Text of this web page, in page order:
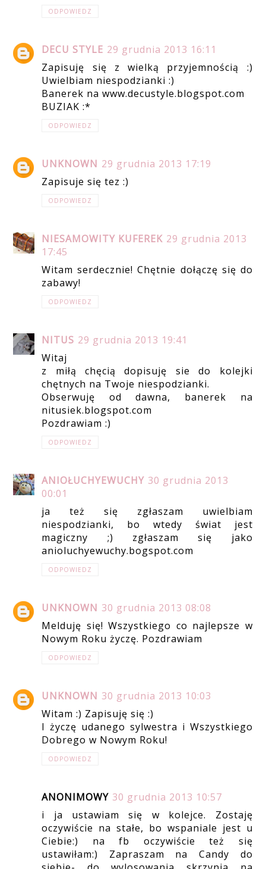
ODPOWIEDZ
DECU STYLE 29 grudnia 2013 16:11
Zapisuję się z wielką przyjemnością :)
Uwielbiam niespodzianki :)
Banerek na www.decustyle.blogspot.com
BUZIAK :*
ODPOWIEDZ
UNKNOWN 29 grudnia 2013 17:19
Zapisuje się tez :)
ODPOWIEDZ
NIESAMOWITY KUFEREK 29 grudnia 2013
17:45
Witam serdecznie! Chętnie dołączę się do
zabawy!
ODPOWIEDZ
NITUS 29 grudnia 2013 19:41
Witaj
z miłą chęcią dopisuję sie do kolejki
chętnych na Twoje niespodzianki.
Obserwuję od dawna, banerek na
nitusiek.blogspot.com
Pozdrawiam :)
ODPOWIEDZ
ANIOŁUCHYEWUCHY 30 grudnia 2013
00:01
ja też się zgłaszam uwielbiam
niespodzianki, bo wtedy świat jest
magiczny ;) zgłaszam się jako
anioluchyewuchy.bogspot.com
ODPOWIEDZ
UNKNOWN 30 grudnia 2013 08:08
Melduję się! Wszystkiego co najlepsze w
Nowym Roku życzę. Pozdrawiam
ODPOWIEDZ
UNKNOWN 30 grudnia 2013 10:03
Witam :) Zapisuję się :)
I życzę udanego sylwestra i Wszystkiego
Dobrego w Nowym Roku!
ODPOWIEDZ
ANONIMOWY 30 grudnia 2013 10:57
i ja ustawiam się w kolejce. Zostaję
oczywiście na stałe, bo wspaniale jest u
Ciebie:) na fb oczywiście też się
ustawiłam:) Zapraszam na Candy do